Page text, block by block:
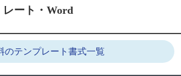
レート・Word
のテンプレート書式一覧